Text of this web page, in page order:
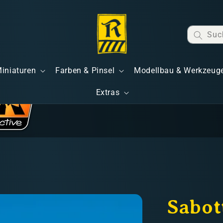
Farben & Pinsel Modellbau &
Extras